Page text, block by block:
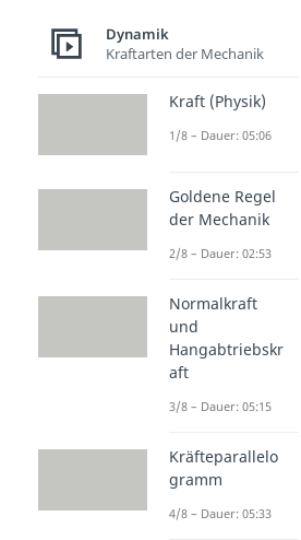
DGL
Drallsatz
Jetzt weißt du
aussieht. Nun
die
x aufstellen
Lösung dazu
Dafür bilden
bezüglich des
Rolle und
bezüglich des
Dynamik
Kraftarten der Mechanik
Kraft (Physik)
1/8 – Dauer: 05:06
Goldene Regel
der Mechanik
2/8 – Dauer: 02:53
Normalkraft
und
Hangabtriebskr
aft
3/8 – Dauer: 05:15
Kräfteparallelo
gramm
4/8 – Dauer: 05:33